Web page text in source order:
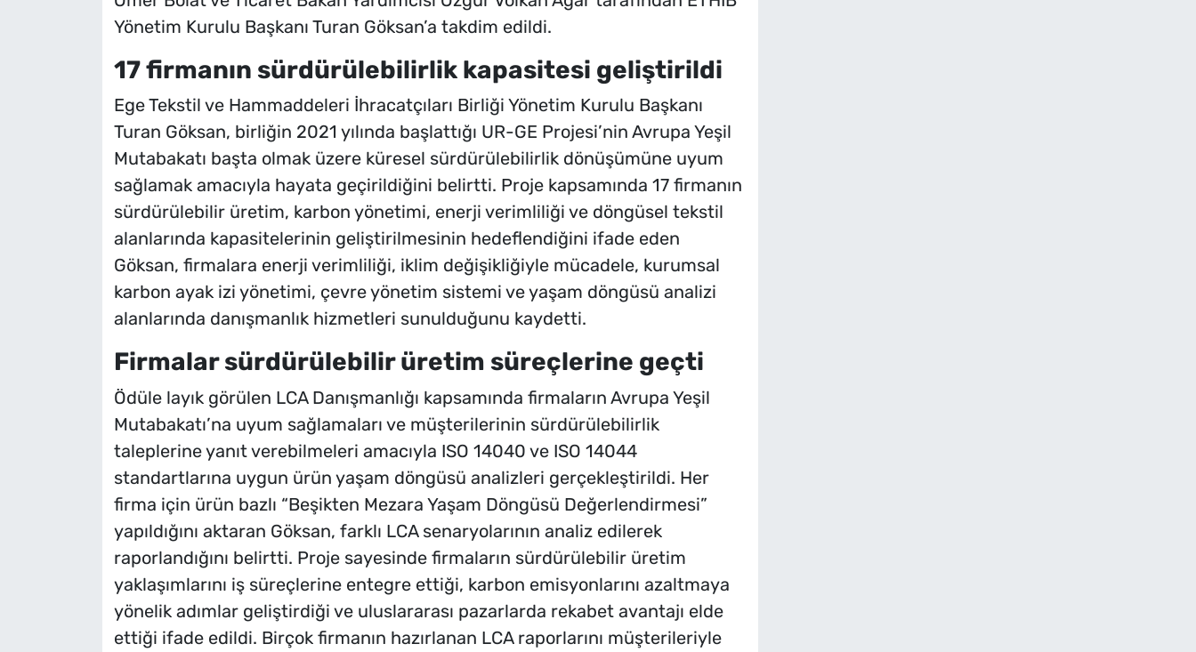
Yönetim Kurulu Başkanı Turan Göksan’a takdim edildi.
17 firmanın sürdürülebilirlik kapasitesi geliştirildi
Ege Tekstil ve Hammaddeleri İhracatçıları Birliği Yönetim Kurulu Başkanı
Turan Göksan, birliğin 2021 yılında başlattığı UR-GE Projesi’nin Avrupa Yeşil
Mutabakatı başta olmak üzere küresel sürdürülebilirlik dönüşümüne uyum
sağlamak amacıyla hayata geçirildiğini belirtti. Proje kapsamında 17 firmanın
sürdürülebilir üretim, karbon yönetimi, enerji verimliliği ve döngüsel tekstil
alanlarında kapasitelerinin geliştirilmesinin hedeflendiğini ifade eden
Göksan, firmalara enerji verimliliği, iklim değişikliğiyle mücadele, kurumsal
karbon ayak izi yönetimi, çevre yönetim sistemi ve yaşam döngüsü analizi
alanlarında danışmanlık hizmetleri sunulduğunu kaydetti.
Firmalar sürdürülebilir üretim süreçlerine geçti
Ödüle layık görülen LCA Danışmanlığı kapsamında firmaların Avrupa Yeşil
Mutabakatı’na uyum sağlamaları ve müşterilerinin sürdürülebilirlik
taleplerine yanıt verebilmeleri amacıyla ISO 14040 ve ISO 14044
standartlarına uygun ürün yaşam döngüsü analizleri gerçekleştirildi. Her
firma için ürün bazlı “Beşikten Mezara Yaşam Döngüsü Değerlendirmesi”
yapıldığını aktaran Göksan, farklı LCA senaryolarının analiz edilerek
raporlandığını belirtti. Proje sayesinde firmaların sürdürülebilir üretim
yaklaşımlarını iş süreçlerine entegre ettiği, karbon emisyonlarını azaltmaya
yönelik adımlar geliştirdiği ve uluslararası pazarlarda rekabet avantajı elde
ettiği ifade edildi. Birçok firmanın hazırlanan LCA raporlarını müşterileriyle